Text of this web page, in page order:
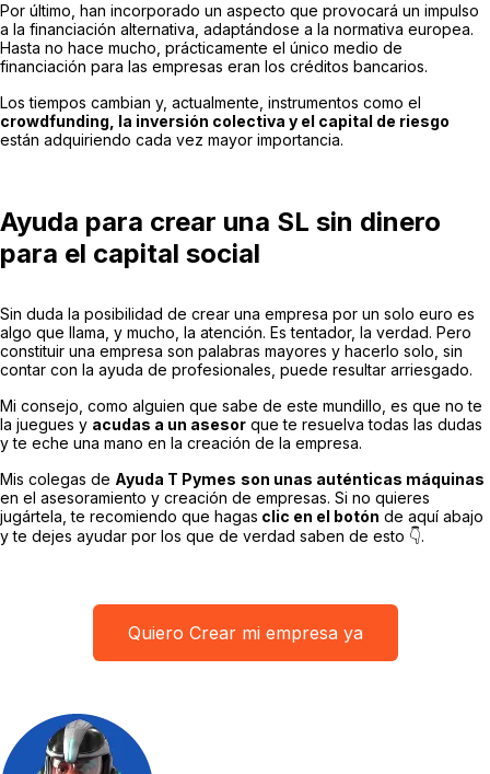
Por último, han incorporado un aspecto que provocará un impulso
a la financiación alternativa, adaptándose a la normativa europea.
Hasta no hace mucho, prácticamente el único medio de
financiación para las empresas eran los créditos bancarios.
Los tiempos cambian y, actualmente, instrumentos como el
crowdfunding, la inversión colectiva y el capital de riesgo
están adquiriendo cada vez mayor importancia.
Ayuda para crear una SL sin dinero
para el capital social
Sin duda la posibilidad de crear una empresa por un solo euro es
algo que llama, y mucho, la atención. Es tentador, la verdad. Pero
constituir una empresa son palabras mayores y hacerlo solo, sin
contar con la ayuda de profesionales, puede resultar arriesgado.
Mi consejo, como alguien que sabe de este mundillo, es que no te
la juegues y acudas a un asesor que te resuelva todas las dudas
y te eche una mano en la creación de la empresa.
Mis colegas de Ayuda T Pymes son unas auténticas máquinas
en el asesoramiento y creación de empresas. Si no quieres
jugártela, te recomiendo que hagas clic en el botón de aquí abajo
y te dejes ayudar por los que de verdad saben de esto 👇.
Quiero Crear mi empresa ya